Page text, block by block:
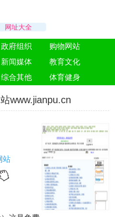
网址大全
政府组织
购物网站
新闻媒体
教育文化
综合其他 体育健身
www.jianpu.cn
站